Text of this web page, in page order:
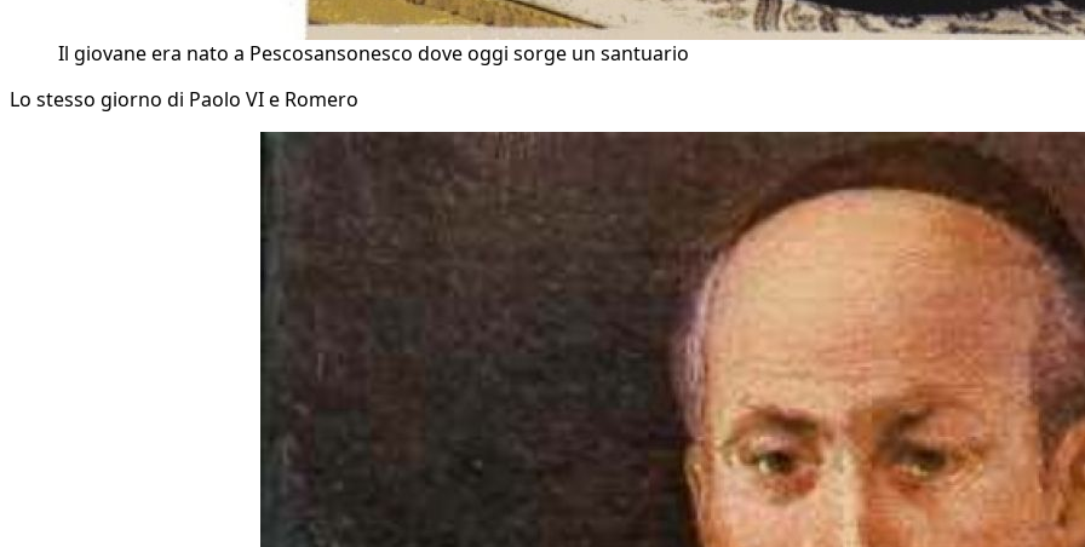
Il giovane era nato a Pescosansonesco dove oggi sorge un santuario
Lo stesso giorno di Paolo VI e Romero